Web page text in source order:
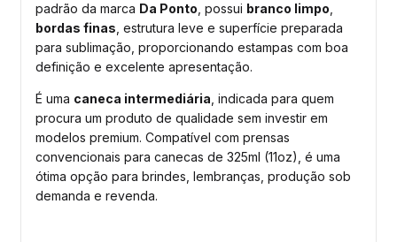
padrão da marca Da Ponto, possui branco limpo,
bordas finas, estrutura leve e superfície preparada
para sublimação, proporcionando estampas com boa
definição e excelente apresentação.
É uma caneca intermediária, indicada para quem
procura um produto de qualidade sem investir em
modelos premium. Compatível com prensas
convencionais para canecas de 325ml (11oz), é uma
ótima opção para brindes, lembranças, produção sob
demanda e revenda.